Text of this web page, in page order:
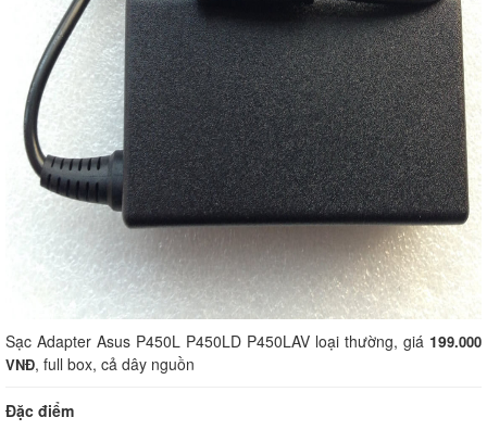
Sạc Adapter Asus P450L P450LD P450LAV loại thường, giá 199.000
VNĐ, full box, cả dây nguồn
Đặc điểm